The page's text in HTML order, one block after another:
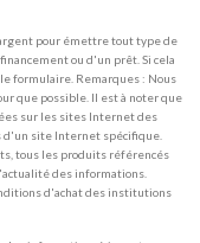
pour émettre tout type de
ou d'un prêt. Si cela
formulaire. Remarques : Nous
que possible. Il est à noter que
sur les sites Internet des
site Internet spécifique.
tous les produits référencés
des informations.
d'achat des institutions